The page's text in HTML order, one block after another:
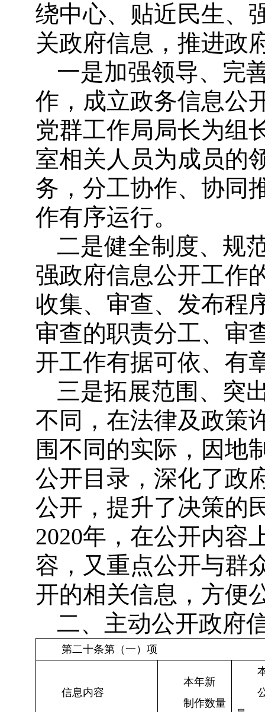
绕中心、贴近民生、
关政府信息，推进政
一是加强领导、完
作，成立政务信息公
党群工作局局长为组
室相关人员为成员的
务，分工协作、协同
作有序运行。
二是健全制度、规
强政府信息公开工作
收集、审查、发布程
审查的职责分工、审
开工作有据可依、有
三是拓展范围、突
不同，在法律及政策
围不同的实际，因地
公开目录，深化了政
公开，提升了决策的
2020年，在公开内容
容，又重点公开与群
开的相关信息，方便
二、主动公开政府
第二十条第（一）项
信息内容
本年新
制作数量